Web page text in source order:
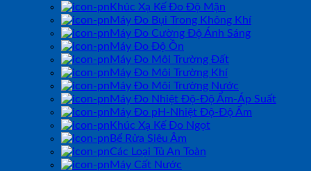
Khúc Xạ Kế Đo Độ Mặn
Máy Đo Bụi Trong Không Khí
Máy Đo Cường Độ Ánh Sáng
Máy Đo Độ Ồn
Máy Đo Môi Trường Đất
Máy Đo Môi Trường Khí
Máy Đo Môi Trường Nước
Máy Đo Nhiệt Độ-Độ Ẩm-Áp Suất
Máy Đo pH-Nhiệt Độ-Độ Ẩm
Khúc Xạ Kế Đo Ngọt
Bể Rửa Siêu Âm
Các Loại Tủ An Toàn
Máy Cất Nước